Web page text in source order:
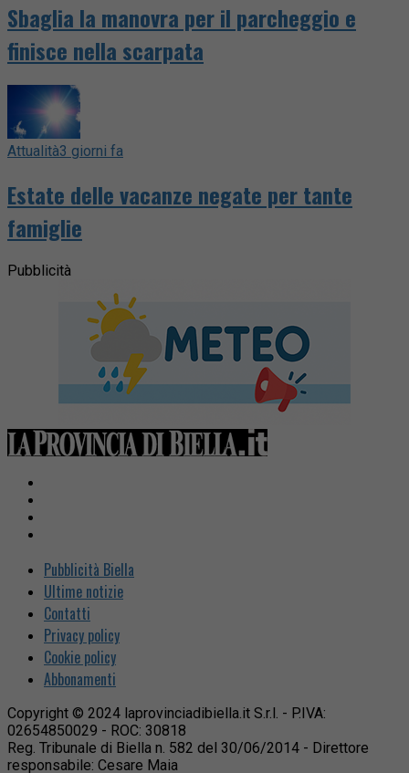
Sbaglia la manovra per il parcheggio e
finisce nella scarpata
Attualità3 giorni fa
Estate delle vacanze negate per tante
famiglie
Pubblicità
Pubblicità Biella
Ultime notizie
Contatti
Privacy policy
Cookie policy
Abbonamenti
Copyright © 2024 laprovinciadibiella.it S.r.l. - P.IVA:
02654850029 - ROC: 30818
Reg. Tribunale di Biella n. 582 del 30/06/2014 - Direttore
responsabile: Cesare Maia